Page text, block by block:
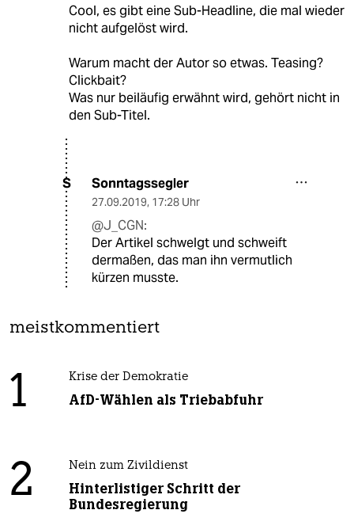
Cool, es gibt eine Sub-Headline, die mal wieder
nicht aufgelöst wird.
Warum macht der Autor so etwas. Teasing?
Clickbait?
Was nur beiläufig erwähnt wird, gehört nicht in
den Sub-Titel.
S Sonntagssegler
27.09.2019, 17:28 Uhr
@J_CGN:
Der Artikel schwelgt und schweift
dermaßen, das man ihn vermutlich
kürzen musste.
meistkommentiert
1 Krise der Demokratie
AfD-Wählen als Triebabfuhr
2 Nein zum Zivildienst
Hinterlistiger Schritt der
Bundesregierung